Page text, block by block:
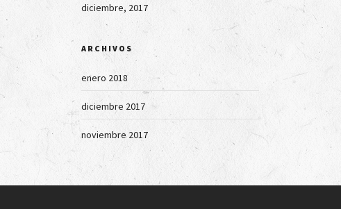
diciembre, 2017
ARCHIVOS
enero 2018
diciembre 2017
noviembre 2017